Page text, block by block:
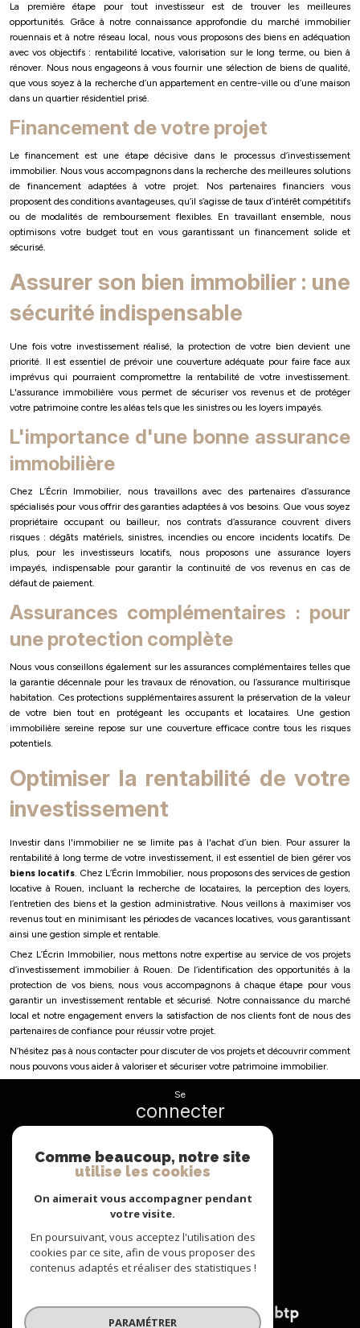
La première étape pour tout investisseur est de trouver les meilleures
opportunités. Grâce à notre connaissance approfondie du marché immobilier
rouennais et à notre réseau local, nous vous proposons des biens en adéquation
avec vos objectifs : rentabilité locative, valorisation sur le long terme, ou bien à
rénover. Nous nous engageons à vous fournir une sélection de biens de qualité,
que vous soyez à la recherche d’un appartement en centre-ville ou d’une maison
dans un quartier résidentiel prisé.
Financement de votre projet
Le financement est une étape décisive dans le processus d’investissement
immobilier. Nous vous accompagnons dans la recherche des meilleures solutions
de financement adaptées à votre projet. Nos partenaires financiers vous
proposent des conditions avantageuses, qu’il s’agisse de taux d’intérêt compétitifs
ou de modalités de remboursement flexibles. En travaillant ensemble, nous
optimisons votre budget tout en vous garantissant un financement solide et
sécurisé.
Assurer son bien immobilier : une
sécurité indispensable
Une fois votre investissement réalisé, la protection de votre bien devient une
priorité. Il est essentiel de prévoir une couverture adéquate pour faire face aux
imprévus qui pourraient compromettre la rentabilité de votre investissement.
L'assurance immobilière vous permet de sécuriser vos revenus et de protéger
votre patrimoine contre les aléas tels que les sinistres ou les loyers impayés.
L'importance d'une bonne assurance
immobilière
Chez L’Écrin Immobilier, nous travaillons avec des partenaires d’assurance
spécialisés pour vous offrir des garanties adaptées à vos besoins. Que vous soyez
propriétaire occupant ou bailleur, nos contrats d’assurance couvrent divers
risques : dégâts matériels, sinistres, incendies ou encore incidents locatifs. De
plus, pour les investisseurs locatifs, nous proposons une assurance loyers
impayés, indispensable pour garantir la continuité de vos revenus en cas de
défaut de paiement.
Assurances complémentaires : pour
une protection complète
Nous vous conseillons également sur les assurances complémentaires telles que
la garantie décennale pour les travaux de rénovation, ou l’assurance multirisque
habitation. Ces protections supplémentaires assurent la préservation de la valeur
de votre bien tout en protégeant les occupants et locataires. Une gestion
immobilière sereine repose sur une couverture efficace contre tous les risques
potentiels.
Optimiser la rentabilité de votre
investissement
Investir dans l'immobilier ne se limite pas à l'achat d’un bien. Pour assurer la
rentabilité à long terme de votre investissement, il est essentiel de bien gérer vos
biens locatifs. Chez L’Écrin Immobilier, nous proposons des services de gestion
locative à Rouen, incluant la recherche de locataires, la perception des loyers,
l’entretien des biens et la gestion administrative. Nous veillons à maximiser vos
revenus tout en minimisant les périodes de vacances locatives, vous garantissant
ainsi une gestion simple et rentable.
Chez L’Écrin Immobilier, nous mettons notre expertise au service de vos projets
d’investissement immobilier à Rouen. De l’identification des opportunités à la
protection de vos biens, nous vous accompagnons à chaque étape pour vous
garantir un investissement rentable et sécurisé. Notre connaissance du marché
local et notre engagement envers la satisfaction de nos clients font de nous des
partenaires de confiance pour réussir votre projet.
N’hésitez pas à nous contacter pour discuter de vos projets et découvrir comment
nous pouvons vous aider à valoriser et sécuriser votre patrimoine immobilier.
se
connecter
nous
suivre
nous
Comme beaucoup, notre site
utilise les cookies
On aimerait vous accompagner pendant
votre visite.
En poursuivant, vous acceptez l'utilisation des
cookies par ce site, afin de vous proposer des
contenus adaptés et réaliser des statistiques !
PARAMÉTRER